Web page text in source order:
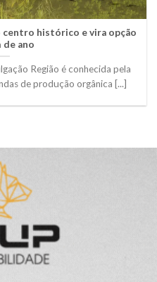
centro histórico e vira opção
de ano
Região é conhecida pela
de produção orgânica [...]